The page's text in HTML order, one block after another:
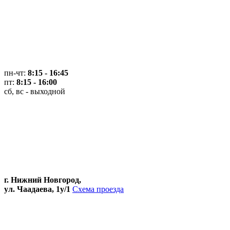
пн-чт: 8:15 - 16:45
пт: 8:15 - 16:00
сб, вс - выходной
г. Нижний Новгород,
ул. Чаадаева, 1у/1 Схема проезда